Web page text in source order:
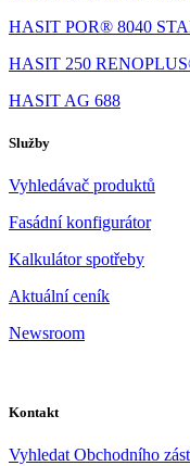
HASIT POR® 8040
HASIT 250
HASIT AG 688
Služby
Vyhledávač produktů
Fasádní konfigurátor
Kalkulátor spotřeby
Aktuální ceník
Newsroom
Kontakt
Vyhledat Obchodního